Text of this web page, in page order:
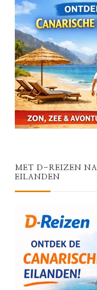
MET D-REIZEN
EILANDEN